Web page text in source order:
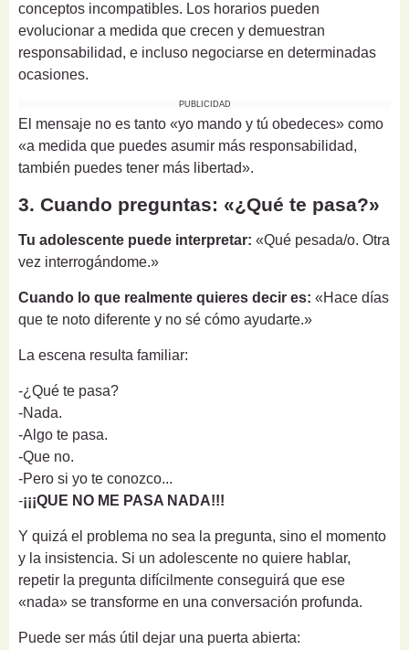
conceptos incompatibles. Los horarios pueden
evolucionar a medida que crecen y demuestran
responsabilidad, e incluso negociarse en determinadas
ocasiones.
PUBLICIDAD
El mensaje no es tanto «yo mando y tú obedeces» como
«a medida que puedes asumir más responsabilidad,
también puedes tener más libertad».
3. Cuando preguntas: «¿Qué te pasa?»
Tu adolescente puede interpretar: «Qué pesada/o. Otra
vez interrogándome.»
Cuando lo que realmente quieres decir es: «Hace días
que te noto diferente y no sé cómo ayudarte.»
La escena resulta familiar:
-¿Qué te pasa?
-Nada.
-Algo te pasa.
-Que no.
-Pero si yo te conozco...
-¡¡¡QUE NO ME PASA NADA!!!
Y quizá el problema no sea la pregunta, sino el momento
y la insistencia. Si un adolescente no quiere hablar,
repetir la pregunta difícilmente conseguirá que ese
«nada» se transforme en una conversación profunda.
Puede ser más útil dejar una puerta abierta: